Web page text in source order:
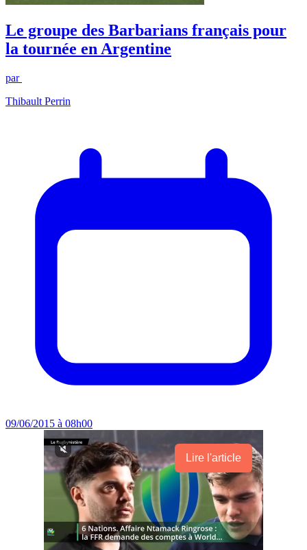
Le groupe des Barbarians français pour
la tournée en Argentine
par
Thibault Perrin
09/06/2015 à 08h00
Lire l'article